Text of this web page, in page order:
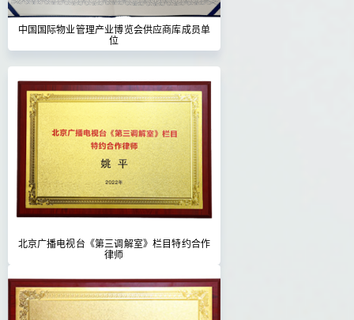
中国国际物业管理产业博览会供应商库成员单
位
北京广播电视台《第三调解室》栏目特约合作
律师